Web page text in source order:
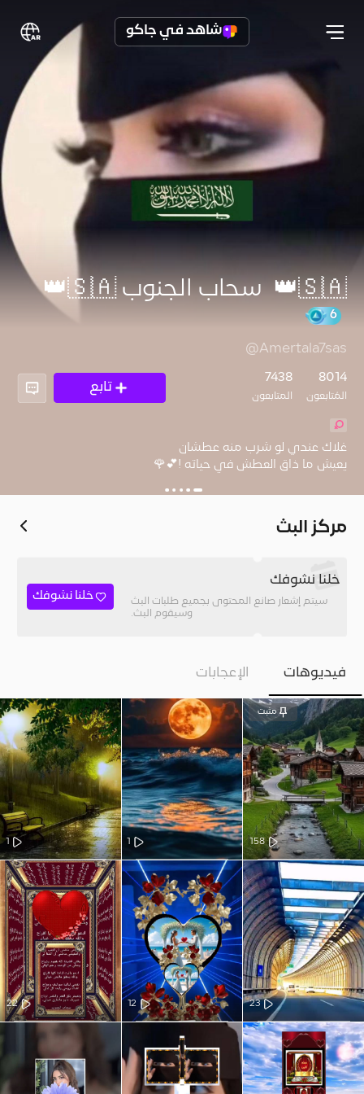
شاهد في جاكو
‏🇸🇦👑 ‏ ‏سحاب الجنوب 🇸🇦👑
@Amertala7sas
8014
المُتابعون
7438
المتابعون
تابع
يعيش ما ذاق العطش في حياته !💕🌹
مركز البث
خلنا نشوفك
سيتم إشعار صانع المحتوى بجميع طلبات البث
وسيقوم البث.
خلنا نشوفك
فيديوهات الإعجابات
158
مثبت
1
23
12
22